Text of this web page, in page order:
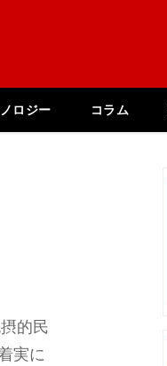
ロジー コラム
的民
実に